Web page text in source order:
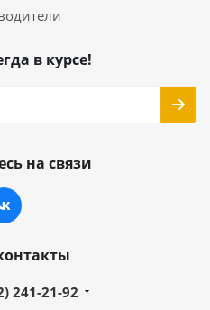
в курсе!
на связи
241-21-92